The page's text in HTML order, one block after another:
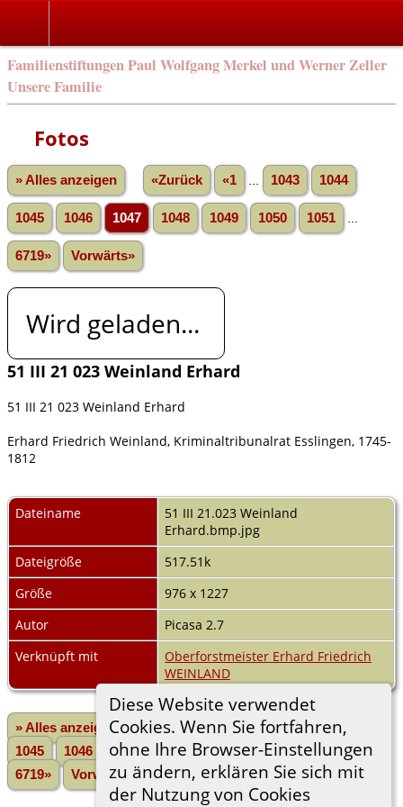
Familienstiftungen Paul Wolfgang Merkel und Werner Zeller
Unsere Familie
Diese Website verwendet
Cookies. Wenn Sie fortfahren,
ohne Ihre Browser-Einstellungen
zu ändern, erklären Sie sich mit
der Nutzung von Cookies
Fotos
» Alles anzeigen «Zurück «1 1043 1044
1045 1046 1047 1048 1049 1050 1051
6719» Vorwärts»
Wird geladen...
51 III 21 023 Weinland Erhard
51 III 21 023 Weinland Erhard
Erhard Friedrich Weinland, Kriminaltribunalrat Esslingen, 1745-
1812
Dateiname
51 III 21.023 Weinland
Erhard.bmp.jpg
Dateigröße
517.51k
Größe
976 x 1227
Autor
Picasa 2.7
Verknüpft mit
Oberforstmeister Erhard Friedrich
WEINLAND
» Alles anzeigen «Zurück «1 ... 1043
1044
1045
1046 1047 1048 1049 1050 1051
...
6719»
Vorwärts»